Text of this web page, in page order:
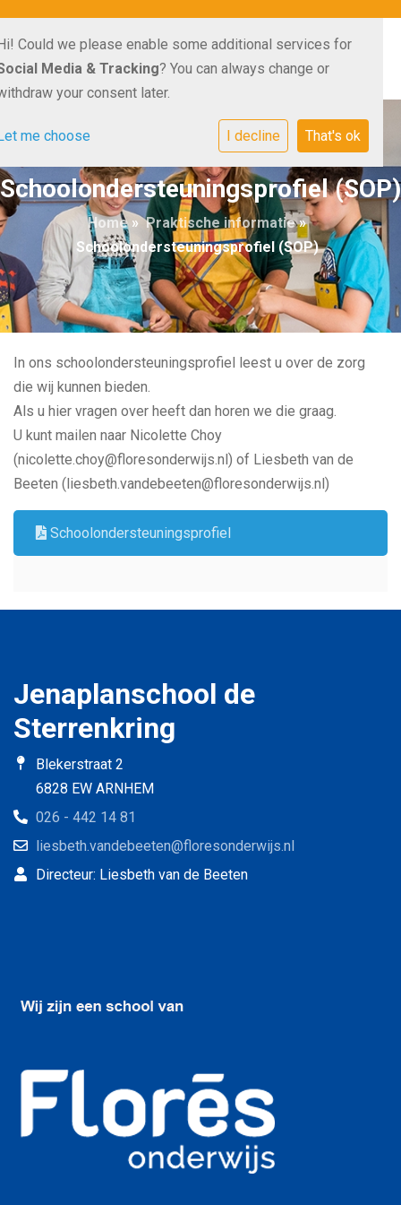
Schoolondersteuningsprofiel (SOP)
Home » Praktische informatie»
Schoolondersteuningsprofiel (SOP)
In ons schoolondersteuningsprofiel leest u over de zorg
die wij kunnen bieden.
Als u hier vragen over heeft dan horen we die graag.
U kunt mailen naar Nicolette Choy
(nicolette.choy@floresonderwijs.nl) of Liesbeth van de
Beeten (liesbeth.vandebeeten@floresonderwijs.nl)
Schoolondersteuningsprofiel
Jenaplanschool de
Sterrenkring
Blekerstraat 2
6828 EW ARNHEM
026 - 442 14 81
liesbeth.vandebeeten@floresonderwijs.nl
Directeur: Liesbeth van de Beeten
Could we please enable some additional services for
Media & Tracking? You can always change or
your consent later.
me choose I decline That's ok